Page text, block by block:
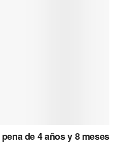
de 4 años y 8 meses